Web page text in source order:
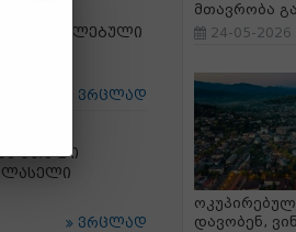
ვრცლად
მთელი
ვრცლად
მთავრობა
24-05-2026
დავობენ,